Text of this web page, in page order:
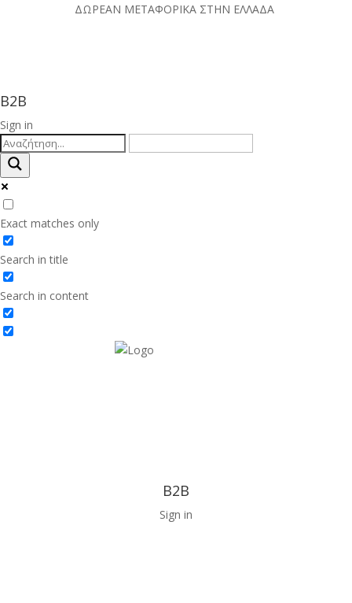
ΔΩΡΕΑΝ ΜΕΤΑΦΟΡΙΚΑ ΣΤΗΝ ΕΛΛΑΔΑ
B2B
Sign in
Exact matches only
Search in title
Search in content
B2B
Sign in